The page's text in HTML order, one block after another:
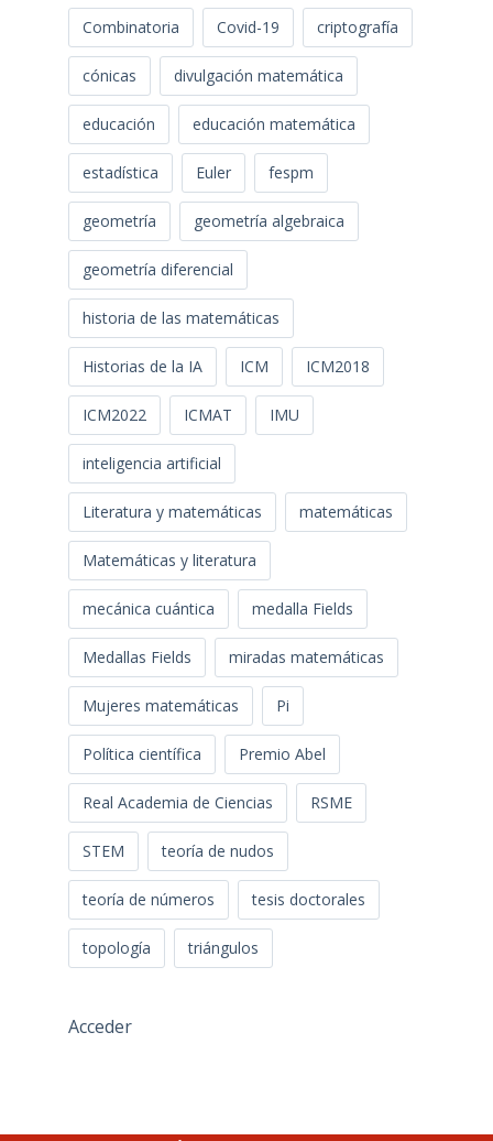
Combinatoria Covid-19 criptografía
cónicas divulgación matemática
educación educación matemática
estadística Euler fespm
geometría geometría algebraica
geometría diferencial
historia de las matemáticas
Historias de la IA ICM ICM2018
ICM2022 ICMAT IMU
inteligencia artificial
Literatura y matemáticas matemáticas
Matemáticas y literatura
mecánica cuántica medalla Fields
Medallas Fields miradas matemáticas
Mujeres matemáticas Pi
Política científica Premio Abel
Real Academia de Ciencias RSME
STEM teoría de nudos
teoría de números tesis doctorales
topología triángulos
Acceder